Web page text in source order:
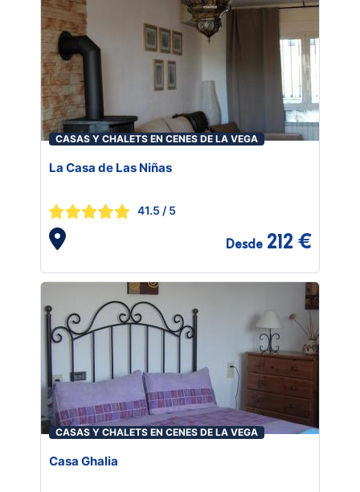
CASAS Y CHALETS EN CENES DE LA VEGA
La Casa de Las Niñas
41.5 / 5
Desde 212 €
CASAS Y CHALETS EN CENES DE LA VEGA
Casa Ghalia